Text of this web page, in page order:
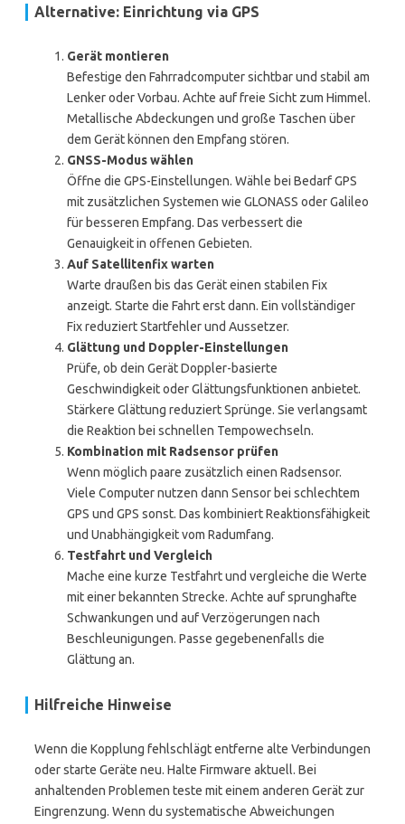
Alternative: Einrichtung via GPS
Gerät montieren
Befestige den Fahrradcomputer sichtbar und stabil am
Lenker oder Vorbau. Achte auf freie Sicht zum Himmel.
Metallische Abdeckungen und große Taschen über
dem Gerät können den Empfang stören.
GNSS-Modus wählen
Öffne die GPS-Einstellungen. Wähle bei Bedarf GPS
mit zusätzlichen Systemen wie GLONASS oder Galileo
für besseren Empfang. Das verbessert die
Genauigkeit in offenen Gebieten.
Auf Satellitenfix warten
Warte draußen bis das Gerät einen stabilen Fix
anzeigt. Starte die Fahrt erst dann. Ein vollständiger
Fix reduziert Startfehler und Aussetzer.
Glättung und Doppler-Einstellungen
Prüfe, ob dein Gerät Doppler-basierte
Geschwindigkeit oder Glättungsfunktionen anbietet.
Stärkere Glättung reduziert Sprünge. Sie verlangsamt
die Reaktion bei schnellen Tempowechseln.
Kombination mit Radsensor prüfen
Wenn möglich paare zusätzlich einen Radsensor.
Viele Computer nutzen dann Sensor bei schlechtem
GPS und GPS sonst. Das kombiniert Reaktionsfähigkeit
und Unabhängigkeit vom Radumfang.
Testfahrt und Vergleich
Mache eine kurze Testfahrt und vergleiche die Werte
mit einer bekannten Strecke. Achte auf sprunghafte
Schwankungen und auf Verzögerungen nach
Beschleunigungen. Passe gegebenenfalls die
Glättung an.
Hilfreiche Hinweise
Wenn die Kopplung fehlschlägt entferne alte Verbindungen
oder starte Geräte neu. Halte Firmware aktuell. Bei
anhaltenden Problemen teste mit einem anderen Gerät zur
Eingrenzung. Wenn du systematische Abweichungen